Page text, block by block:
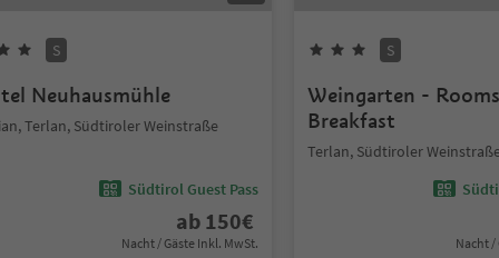
S
Neuhausmühle
Terlan, Südtiroler Weinstraße
Südtirol Guest Pass
ab 150€
Nacht / Gäste Inkl. MwSt.
S
Weingarten -
Breakfast
Terlan, Südtiroler
Nacht /